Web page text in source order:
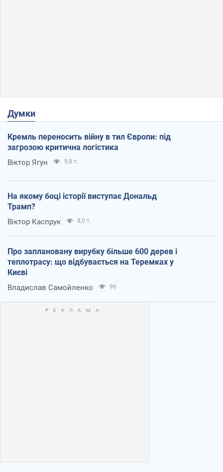
Думки
Кремль переносить війну в тил Європи: під
загрозою критична логістика
Віктор Ягун 9,8 т.
На якому боці історії виступає Дональд
Трамп?
Віктор Каспрук 8,0 т.
Про заплановану вирубку більше 600 дерев і
теплотрасу: що відбувається на Теремках у
Києві
Владислав Самойленко 96